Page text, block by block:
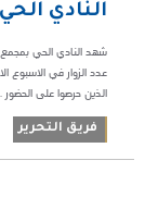
النادي
شهد النادي الحي بمجمع
الذين حرصوا على الحضور
فريق التحرير